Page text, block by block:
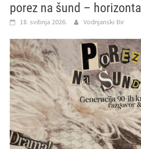
porez na šund – horizontal
18. svibnja 2026. Vodnjanski Đir